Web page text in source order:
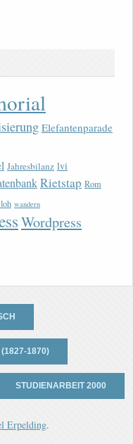
Elefantenparade
Jahresbilanz lvi
Rietstap Rom
wandern
Wordpress
(1827-1870)
STUDIENARBEIT 2000
Erpelding.